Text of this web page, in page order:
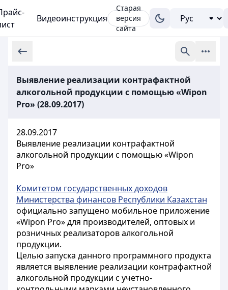
Видеоинструкция
Старая
версия
сайта
Выявление реализации контрафактной
алкогольной продукции с помощью «Wipon
Pro» (28.09.2017)
28.09.2017
Выявление реализации контрафактной
алкогольной продукции с помощью «Wipon
Pro»
Комитетом государственных доходов
Министерства финансов Республики Казахстан
официально запущено мобильное приложение
«Wipon Pro» для производителей, оптовых и
розничных реализаторов алкогольной
продукции.
Целью запуска данного программного продукта
является выявление реализации контрафактной
алкогольной продукции с учетно-